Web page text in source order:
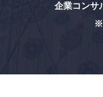
企業コン